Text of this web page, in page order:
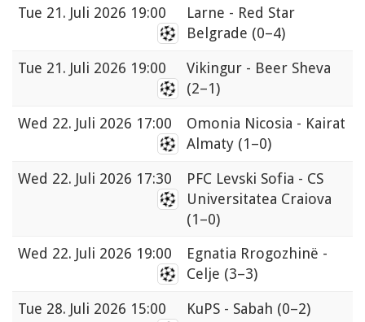
Tue 21. Juli 2026 19:00
Larne - Red Star
Belgrade (0–4)
Tue 21. Juli 2026 19:00
Vikingur - Beer Sheva
(2–1)
Wed 22. Juli 2026 17:00
Omonia Nicosia - Kairat
Almaty (1–0)
Wed 22. Juli 2026 17:30
PFC Levski Sofia - CS
Universitatea Craiova
(1–0)
Wed 22. Juli 2026 19:00
Egnatia Rrogozhinë -
Celje (3–3)
Tue 28. Juli 2026 15:00 KuPS - Sabah (0–2)